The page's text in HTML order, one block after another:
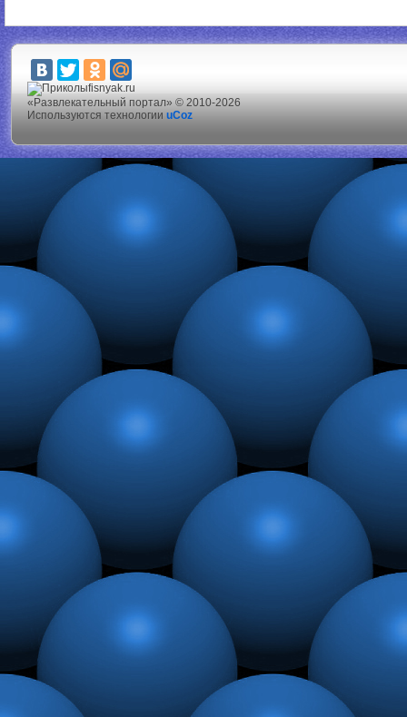
fisnyak.ru
«Развлекательный портал» © 2010-2026
Используются технологии uCoz